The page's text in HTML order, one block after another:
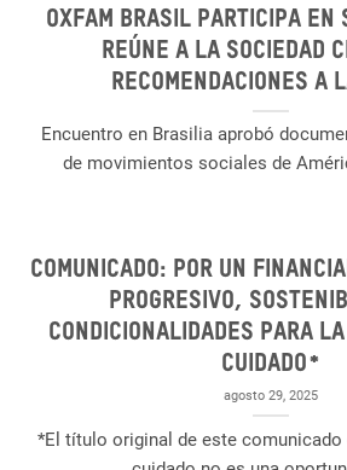
Oxfam Brasil participa en
reúne a la sociedad
recomendaciones a
Encuentro en Brasilia aprobó
de movimientos sociales de
Comunicado: Por un
progresivo,
condicionalidades para
cuidado*
agosto 29, 2025
*El título original de este comunicado